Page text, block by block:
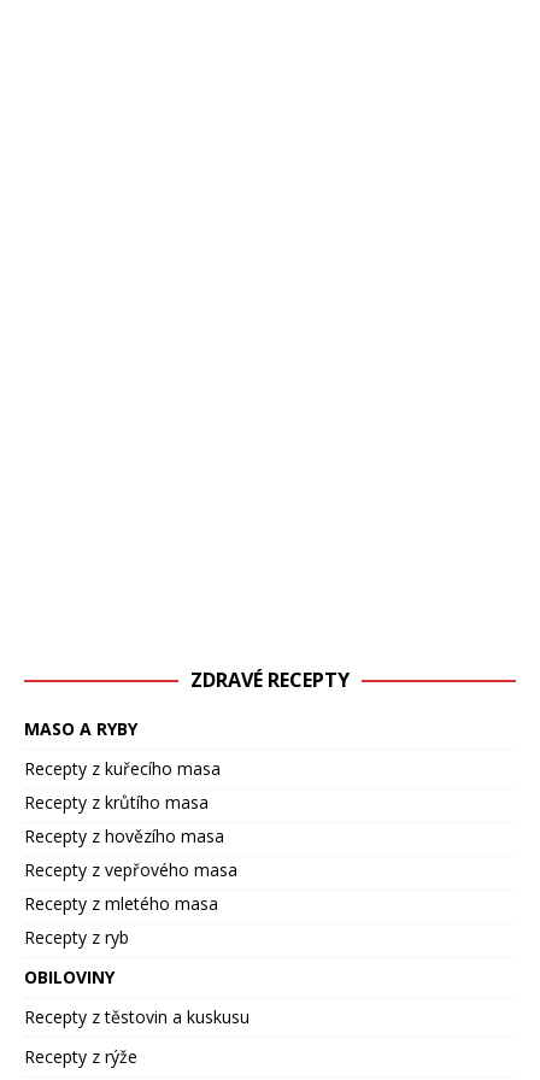
ZDRAVÉ RECEPTY
MASO A RYBY
Recepty z kuřecího masa
Recepty z krůtího masa
Recepty z hovězího masa
Recepty z vepřového masa
Recepty z mletého masa
Recepty z ryb
OBILOVINY
Recepty z těstovin a kuskusu
Recepty z rýže